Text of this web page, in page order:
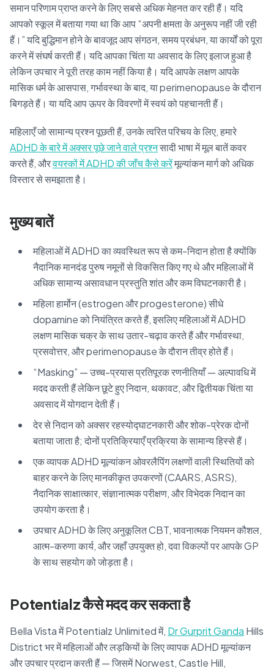
समान परिणाम प्राप्त करने के लिए सबसे अधिक मेहनत कर रही हैं। यदि
आपको स्कूल में बताया गया था कि आप “अपनी क्षमता के अनुरूप नहीं जी रही
हैं।” यदि बुद्धिमान होने के बावजूद आप संगठन, समय प्रबंधन, या कार्यों को पूरा
करने में संघर्ष करती हैं। यदि आपका चिंता या अवसाद के लिए इलाज हुआ है
लेकिन उपचार ने पूरी तरह काम नहीं किया है। यदि आपके लक्षण आपके
मासिक धर्म के आसपास, गर्भावस्था के बाद, या perimenopause के दौरान
बिगड़ते हैं। या यदि आप ऊपर के विवरणों में स्वयं को पहचानती हैं।
महिलाएँ जो सामान्य प्रश्न पूछती हैं, उनके त्वरित परिचय के लिए, हमारे
ADHD के बारे में अक्सर पूछे जाने वाले प्रश्नसादी भाषा में मूल बातें कवर
करते हैं, औरवयस्कों में ADHD की जाँच कैसे करेंमूल्यांकन मार्ग को अधिक
विस्तार से समझाता है।
मुख्य बातें
महिलाओं में ADHD का व्यवस्थित रूप से कम-निदान होता है क्योंकि
नैदानिक मानदंड पुरुष नमूनों से विकसित किए गए थे और महिलाओं में
अधिक सामान्य असावधान प्रस्तुति शांत और कम विघटनकारी है।
महिला हार्मोन (estrogen और progesterone) सीधे
dopamine को नियंत्रित करते हैं, इसलिए महिलाओं में ADHD
लक्षण मासिक चक्र के साथ उतार-चढ़ाव करते हैं और गर्भावस्था,
प्रसवोत्तर, और perimenopause के दौरान तीव्र होते हैं।
“Masking” — उच्च-प्रयास प्रतिपूरक रणनीतियाँ — अल्पावधि में
मदद करती हैं लेकिन छूटे हुए निदान, थकावट, और द्वितीयक चिंता या
अवसाद में योगदान देती हैं।
देर से निदान को अक्सर रहस्योद्घाटनकारी और शोक-प्रेरक दोनों
बताया जाता है; दोनों प्रतिक्रियाएँ प्रक्रिया के सामान्य हिस्से हैं।
एक व्यापक ADHD मूल्यांकन ओवरलैपिंग लक्षणों वाली स्थितियों को
बाहर करने के लिए मानकीकृत उपकरणों (CAARS, ASRS),
नैदानिक साक्षात्कार, संज्ञानात्मक परीक्षण, और विभेदक निदान का
उपयोग करता है।
उपचार ADHD के लिए अनुकूलित CBT, भावनात्मक नियमन कौशल,
आत्म-करुणा कार्य, और जहाँ उपयुक्त हो, दवा विकल्पों पर आपके GP
के साथ सहयोग को जोड़ता है।
Potentialz कैसे मदद कर सकता है
Bella Vista में Potentialz Unlimited में, Dr Gurprit Ganda Hills
District भर में महिलाओं और लड़कियों के लिए व्यापक ADHD मूल्यांकन
और उपचार प्रदान करती हैं — जिसमें Norwest, Castle Hill,